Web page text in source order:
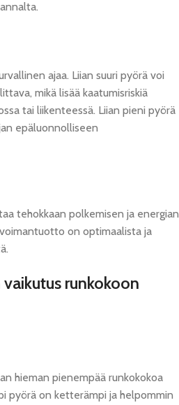
ajaa. Liian suuri pyörä voi
mikä lisää kaatumisriskiä
tai liikenteessä. Liian pieni pyörä
epäluonnolliseen
tehokkaan polkemisen ja energian
on optimaalista ja
runkokoon
hieman pienempää runkokokoa
pyörä on ketterämpi ja helpommin